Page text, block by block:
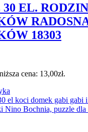
EL.
18303
cena: 13,00zł.